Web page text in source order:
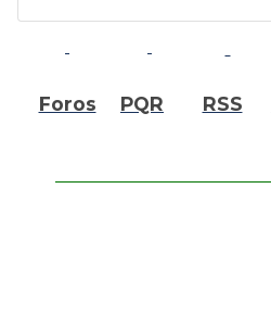
Foros PQR RSS